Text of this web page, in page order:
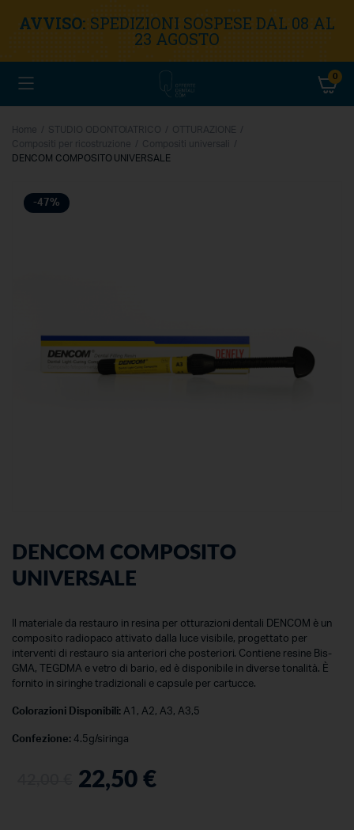
AVVISO: SPEDIZIONI SOSPESE DAL 08 AL
23 AGOSTO
0
Home STUDIO ODONTOIATRICO
OTTURAZIONE
Compositi per ricostruzione
Compositi universali
DENCOM COMPOSITO UNIVERSALE
-47%
DENCOM COMPOSITO
UNIVERSALE
Il materiale da restauro in resina per otturazioni dentali DENCOM è un
composito radiopaco attivato dalla luce visibile, progettato per
interventi di restauro sia anteriori che posteriori. Contiene resine Bis-
GMA, TEGDMA e vetro di bario, ed è disponibile in diverse tonalità. È
fornito in siringhe tradizionali e capsule per cartucce.
Colorazioni Disponibili: A1, A2, A3, A3,5
Confezione: 4.5g/siringa
22,50 €